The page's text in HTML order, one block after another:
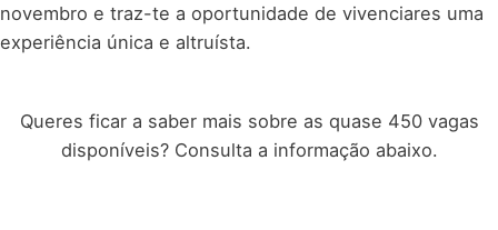
novembro e traz-te a oportunidade de vivenciares uma
experiência única e altruísta.
Queres ficar a saber mais sobre as quase 450 vagas
disponíveis? Consulta a informação abaixo.